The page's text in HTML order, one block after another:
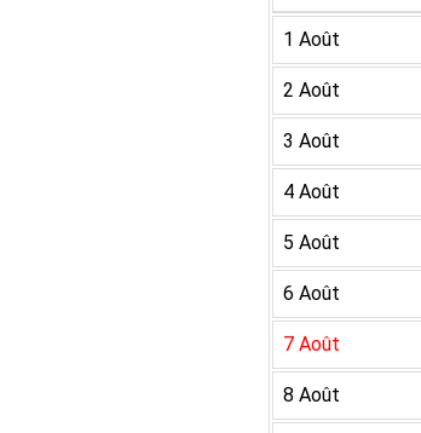
1 Août
2 Août
3 Août
4 Août
5 Août
6 Août
7 Août
8 Août